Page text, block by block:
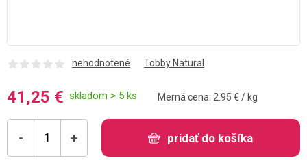
nehodnotené Tobby Natural
41,25 € skladom > 5 ks Merná cena: 2.95 € / kg
- + pridať do košíka